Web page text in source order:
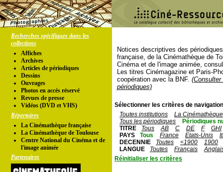
Recherches spécifiques dans les
collections
Affiches
Archives
Articles de périodiques
Dessins
Ouvrages
Photos en accés réservé
Revues de presse
Vidéos (DVD et VHS)
Répertoires
La Cinémathèque française
La Cinémathèque de Toulouse
Centre National du Cinéma et de
l'image animée
Partenaires
Notices descriptives des
française, de la Cinémathèque de
Cinéma et de l'image animée,
Les titres Cinémagazine et Paris-
coopération avec la BNF.
périodiques)
Sélectionner les critères de
Toutes institutions
La
Tous les périodiques
Périodiques
TITRE
Tous AB C DE F
GHI
PAYS
Tous France Etats-Unis
DECENNIE
Toutes <1900
1900
LANGUE
Toutes Français
Réinitialiser les critères